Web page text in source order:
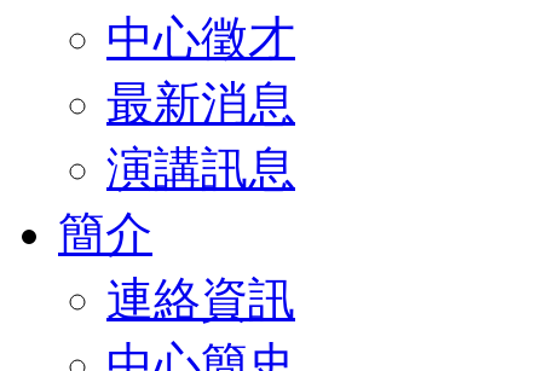
中心徵才
最新消息
演講訊息
簡介
連絡資訊